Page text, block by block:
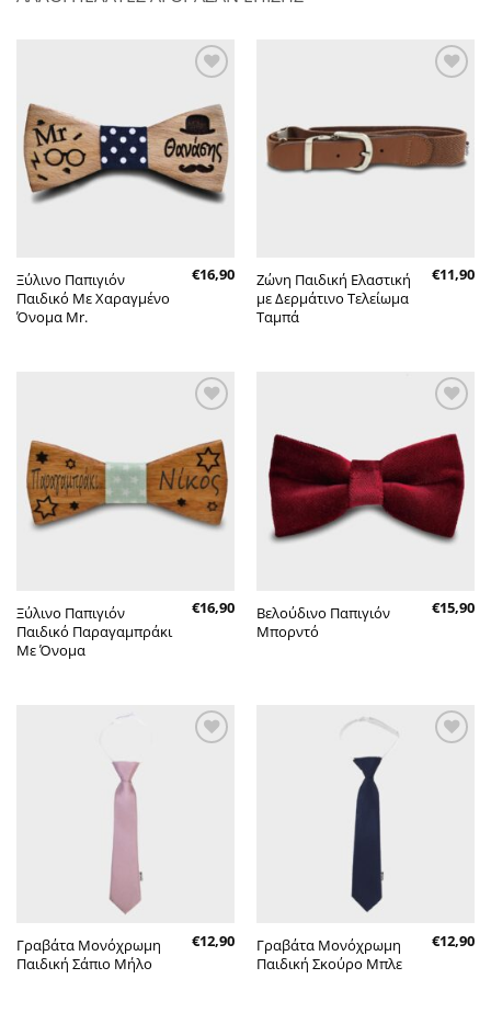
στην λίστα
επιθυμητών
Ξύλινο Παπιγιόν
Παιδικό Με Χαραγμένο
Όνομα Mr.
€16,90
επιθυμητών
Ζώνη Παιδική Ελαστική
με Δερμάτινο Τελείωμα
Ταμπά
€11,90
στην λίστα
επιθυμητών
Ξύλινο Παπιγιόν
Παιδικό Παραγαμπράκι
Με Όνομα
€16,90
στην λίστα
επιθυμητών
Βελούδινο Παπιγιόν
Μπορντό
€15,90
Γραβάτα Μονόχρωμη
Παιδική Σάπιο Μήλο
€12,90
Γραβάτα Μονόχρωμη
Παιδική Σκούρο Μπλε
€12,90